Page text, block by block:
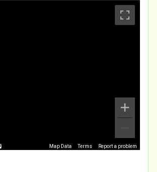
Map Data Terms Report a problem